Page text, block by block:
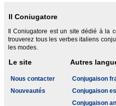
Il Coniugatore
Il Coniugatore est un site dédié à la
trouverez tous les verbes italiens
les modes.
Le site
Nous contacter
Nouveautés
Autres
Conjugaison
Conjugaison
Conjugaison